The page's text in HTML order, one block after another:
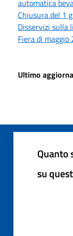
automatica
Chiusura del 1
Disservizi sulla
Fiera di maggio
Ultimo
Quanto
su